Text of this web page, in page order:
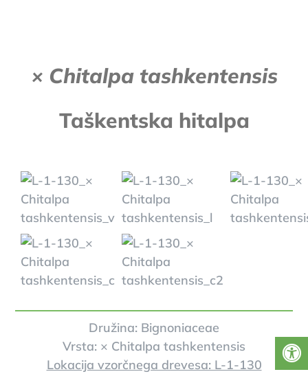
× Chitalpa tashkentensis
Taškentska hitalpa
Družina: Bignoniaceae
Vrsta: × Chitalpa tashkentensis
Lokacija vzorčnega drevesa: L-1-130